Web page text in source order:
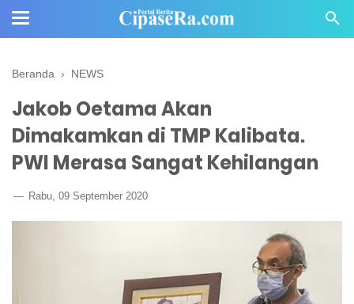
Beranda › NEWS
Jakob Oetama Akan
Dimakamkan di TMP Kalibata.
PWI Merasa Sangat Kehilangan
Rabu, 09 September 2020